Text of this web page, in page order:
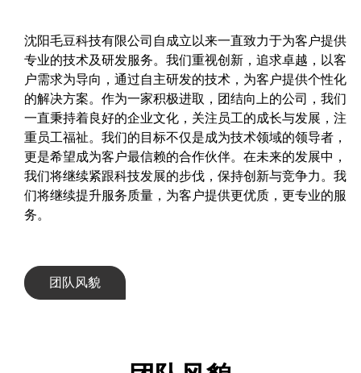
沈阳毛豆科技有限公司自成立以来一直致力于为客户提供
专业的技术及研发服务。我们重视创新，追求卓越，以客
户需求为导向，通过自主研发的技术，为客户提供个性化
的解决方案。作为一家积极进取，团结向上的公司，我们
一直秉持着良好的企业文化，关注员工的成长与发展，注
重员工福祉。我们的目标不仅是成为技术领域的领导者，
更是希望成为客户最信赖的合作伙伴。在未来的发展中，
我们将继续紧跟科技发展的步伐，保持创新与竞争力。我
们将继续提升服务质量，为客户提供更优质，更专业的服
务。
团队风貌